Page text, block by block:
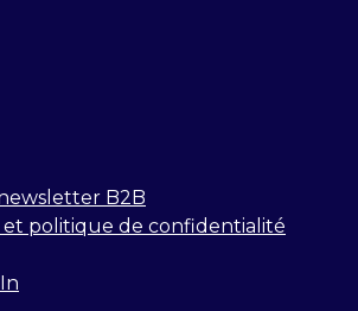
B2B
et politique de confidentialité